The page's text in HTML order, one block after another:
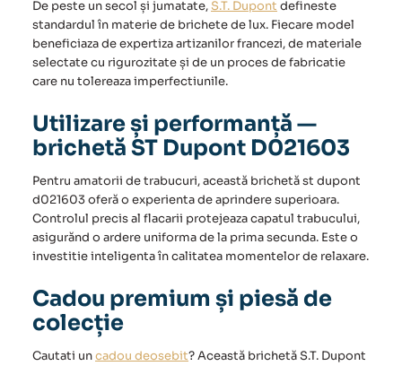
De peste un secol și jumatate,S.T. Dupont defineste
standardul în materie de brichete de lux. Fiecare model
beneficiaza de expertiza artizanilor francezi, de materiale
selectate cu rigurozitate și de un proces de fabricatie
care nu tolereaza imperfectiunile.
Utilizare și performanță —
brichetă ST Dupont D021603
Pentru amatorii de trabucuri, această brichetă st dupont
d021603 oferă o experienta de aprindere superioara.
Controlul precis al flacarii protejeaza capatul trabucului,
asigurănd o ardere uniforma de la prima secunda. Este o
investitie inteligenta în calitatea momentelor de relaxare.
Cadou premium și piesă de
colecție
Cautati uncadou deosebit? Această brichetă S.T. Dupont